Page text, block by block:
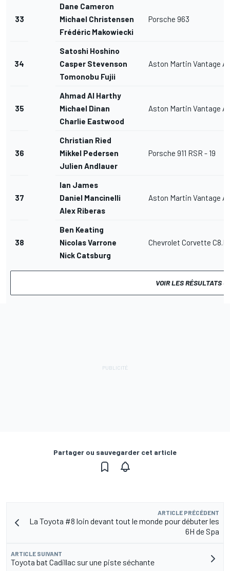
33
Dane Cameron
Michael Christensen
Frédéric Makowiecki
Porsche 963
34
Satoshi Hoshino
Casper Stevenson
Tomonobu Fujii
Aston Martin Vantage
35
Ahmad Al Harthy
Michael Dinan
Charlie Eastwood
Aston Martin Vantage
36
Christian Ried
Mikkel Pedersen
Julien Andlauer
Porsche 911 RSR - 19
37
Ian James
Daniel Mancinelli
Alex Riberas
Aston Martin Vantage
38
Ben Keating
Nicolas Varrone
Nick Catsburg
Chevrolet Corvette C8.R
VOIR LES RÉSULTATS
Partager ou sauvegarder cet article
ARTICLE PRÉCÉDENT
La Toyota #8 loin devant tout le monde pour débuter les
6H de Spa
ARTICLE SUIVANT
Toyota bat Cadillac sur une piste séchante